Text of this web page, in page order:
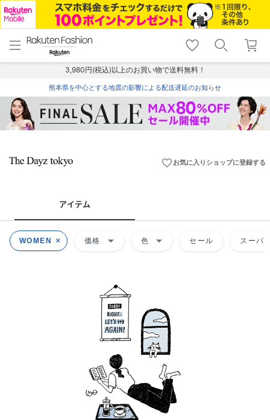
menu home
トップ
shopping_cart lock_outline
ログイン
3,980円(税込)以上のお買い物で送料無料！
熊本県を中心とする地震の影響による配送遅延のお知らせ
favorite_borderお気に入りショップに登録する
アイテム
WOMEN 価格 arrow_drop_down 色 arrow_drop_down セール スーパ